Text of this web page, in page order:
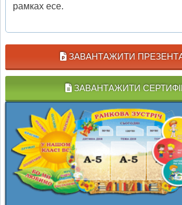
рамках есе.
ЗАВАНТАЖИТИ
ЗАВАНТАЖИТИ